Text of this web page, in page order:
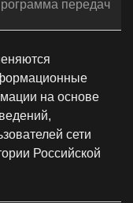
передач
на основе
сети
Российской